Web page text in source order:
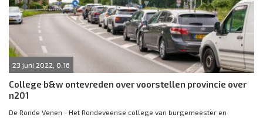
23 juni 2022, 0:16
College b&w ontevreden over voorstellen provincie over
n201
De Ronde Venen - Het Rondeveense college van burgemeester en